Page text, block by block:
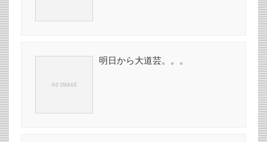
明日から大道芸。。。